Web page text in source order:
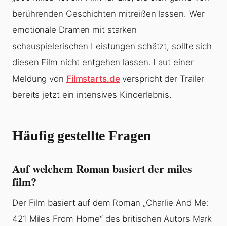
berührenden Geschichten mitreißen lassen. Wer
emotionale Dramen mit starken
schauspielerischen Leistungen schätzt, sollte sich
diesen Film nicht entgehen lassen. Laut einer
Meldung von Filmstarts.deverspricht der Trailer
bereits jetzt ein intensives Kinoerlebnis.
Häufig gestellte Fragen
Auf welchem Roman basiert der miles
film?
Der Film basiert auf dem Roman „Charlie And Me:
421 Miles From Home“ des britischen Autors Mark